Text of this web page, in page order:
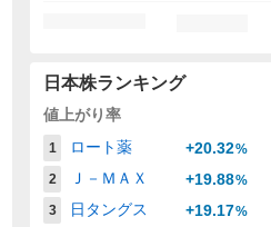
日本株ランキング
値上がり率
1 ロート薬 +20.32%
2
Ｊ－ＭＡＸ +19.88%
3
日タングス +19.17%